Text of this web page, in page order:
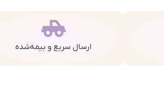
ارسال سریع و بیمه‌شده